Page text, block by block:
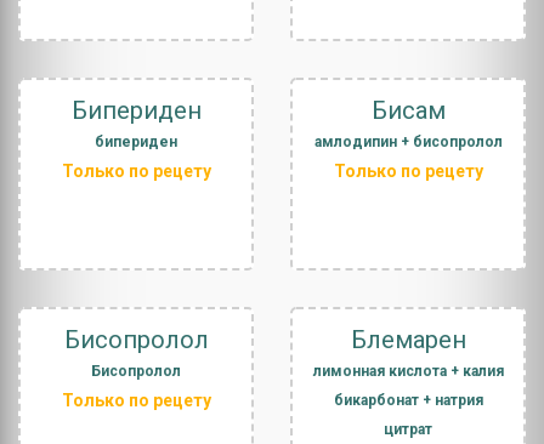
Бипериден
бипериден
Только по рецету
Бисам
амлодипин + бисопролол
Только по рецету
Бисопролол
Бисопролол
Только по рецету
Блемарен
лимонная кислота + калия
бикарбонат + натрия
цитрат